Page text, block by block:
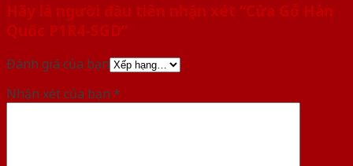
Hãy là người đầu tiên nhận xét “Cửa Gỗ Hàn
Quốc P1R4-SGD”
Đánh giá của bạn
Nhận xét của bạn *